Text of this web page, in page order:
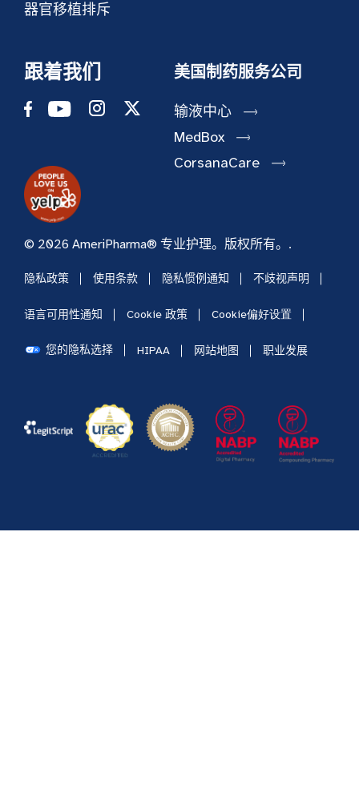
器官移植排斥
跟着我们 美国制药服务公司
输液中心
MedBox
CorsanaCare
© 2026 AmeriPharma® 专业护理。版权所有。.
隐私政策 使用条款 隐私惯例通知 不歧视声明
语言可用性通知 Cookie 政策 Cookie偏好设置
您的隐私选择 HIPAA 网站地图 职业发展